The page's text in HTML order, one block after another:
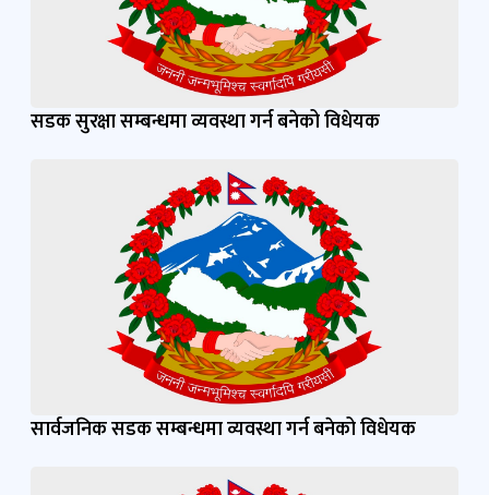
सडक सुरक्षा सम्बन्धमा व्यवस्था गर्न बनेको विधेयक
सार्वजनिक सडक सम्बन्धमा व्यवस्था गर्न बनेको विधेयक